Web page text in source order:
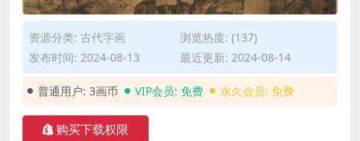
资源分类: 古代字画
浏览热度: (137)
发布时间: 2024-08-13
最近更新: 2024-08-14
普通用户: 3画币 VIP会员: 免费 永久会员: 免费
购买下载权限